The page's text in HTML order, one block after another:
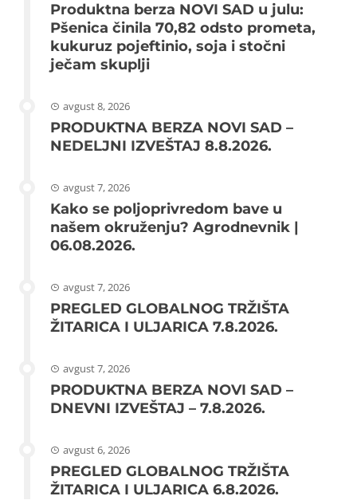
Produktna berza NOVI SAD u julu:
Pšenica činila 70,82 odsto prometa,
kukuruz pojeftinio, soja i stočni
ječam skuplji
avgust 8, 2026
PRODUKTNA BERZA NOVI SAD –
NEDELJNI IZVEŠTAJ 8.8.2026.
avgust 7, 2026
Kako se poljoprivredom bave u
našem okruženju? Agrodnevnik |
06.08.2026.
avgust 7, 2026
PREGLED GLOBALNOG TRŽIŠTA
ŽITARICA I ULJARICA 7.8.2026.
avgust 7, 2026
PRODUKTNA BERZA NOVI SAD –
DNEVNI IZVEŠTAJ – 7.8.2026.
avgust 6, 2026
PREGLED GLOBALNOG TRŽIŠTA
ŽITARICA I ULJARICA 6.8.2026.